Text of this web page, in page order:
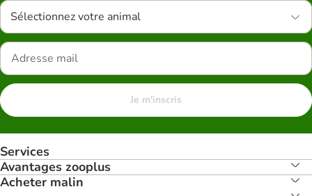
Sélectionnez votre animal
Je m'inscris
Services
Avantages zooplus
Acheter malin